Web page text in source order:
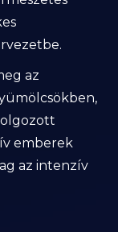
az
emberek
az intenzív